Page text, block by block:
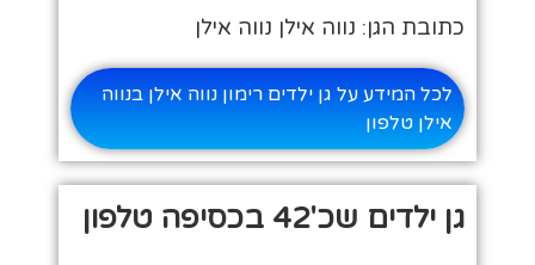
כתובת הגן: נווה אילן נווה אילן
לכל המידע על גן ילדים רימון נווה אילן בנווה
אילן טלפון
גן ילדים שכ'42 בכסיפה טלפון